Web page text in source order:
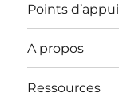
Points d’appui
A propos
Ressources